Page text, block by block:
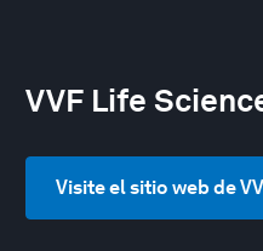
VVF Life
Visite el sitio web de